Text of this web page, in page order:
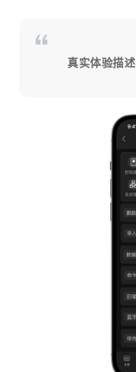
真实体验描述